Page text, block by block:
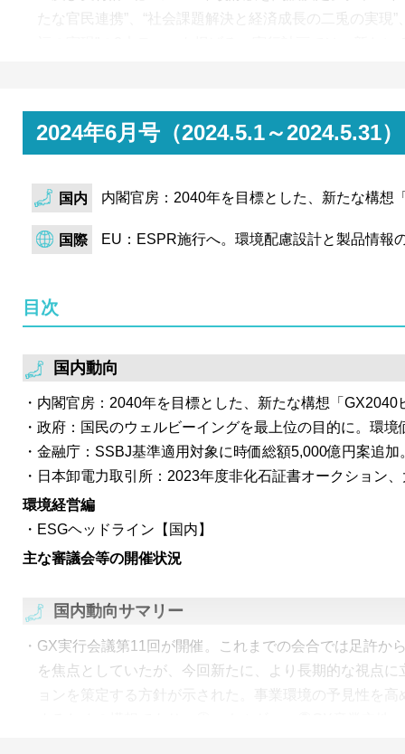
たな官民連携”、“社会課題解決と経済成長の二兎の実現”
続議論。時価総額3兆円以上の企業を対象に2027年3月
を基本線とし、今回は時価総額の算定方法や二段階開
経済産業省は第75回電力・ガス基本政策小委員会を開
の検証結果を報告。10年に1回程度の厳しい気象条件下
す「厳気象H1需要」に対し、全エリアで 安定供給に
政府は、今年度の「エネルギー白書」「環境白書」を閣
ある状況を示唆。「環境白書」では、第六次環境基本計
た。
2024年6月号（2024.5.1～2024.5.31
国内 内閣官房：2040年を目標とした、新たな構想
国際 EU：ESPR施行へ。環境配慮設計と製品情報
目次
国内動向
内閣官房：2040年を目標とした、新たな構想「GX2040
政府：国民のウェルビーイングを最上位の目的に。環境
金融庁：SSBJ基準適用対象に時価総額5,000億円案追加
日本卸電力取引所：2023年度非化石証書オークション
環境経営編
ESGヘッドライン【国内】
主な審議会等の開催状況
国内動向サマリー
GX実行会議第11回が開催。これまでの会合では足許か
を焦点としていたが、今回新たに、より長期的な視点に
ョンを策定する方針が示された。事業環境の予見性を